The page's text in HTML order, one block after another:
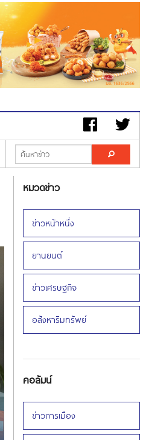
หมวดข่าว
ข่าวหน้าหนึ่ง
ยานยนต์
ข่าวเศรษฐกิจ
อสังหาริมทรัพย์
คอลัมน์
ข่าวการเมือง